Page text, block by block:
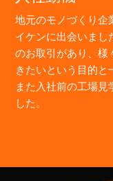
地元のモノづくり企
イケンに出会いまし
のお取引があり、様
きたいという目的と
また入社前の工場見
した。